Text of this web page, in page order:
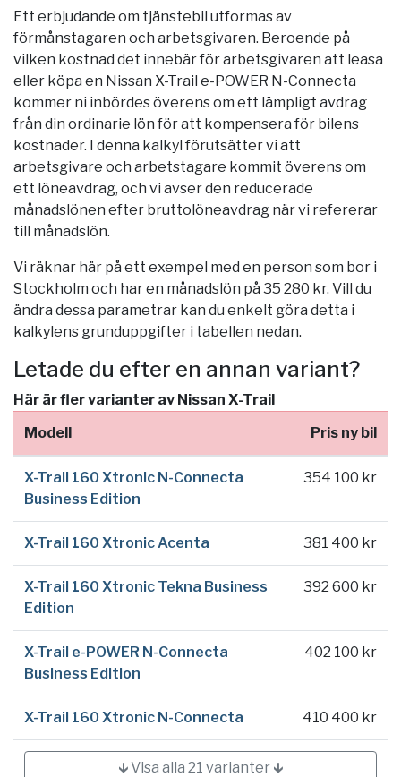
Ett erbjudande om tjänstebil utformas av
förmånstagaren och arbetsgivaren. Beroende på
vilken kostnad det innebär för arbetsgivaren att leasa
eller köpa en Nissan X-Trail e-POWER N-Connecta
kommer ni inbördes överens om ett lämpligt avdrag
från din ordinarie lön för att kompensera för bilens
kostnader. I denna kalkyl förutsätter vi att
arbetsgivare och arbetstagare kommit överens om
ett löneavdrag, och vi avser den reducerade
månadslönen efter bruttolöneavdrag när vi refererar
till månadslön.
Vi räknar här på ett exempel med en person som bor i
Stockholm och har en månadslön på 35 280 kr. Vill du
ändra dessa parametrar kan du enkelt göra detta i
kalkylens grunduppgifter i tabellen nedan.
Letade du efter en annan variant?
Här är fler varianter av Nissan X-Trail
Modell
Pris ny bil
X-Trail 160 Xtronic N-Connecta
Business Edition
354 100 kr
X-Trail 160 Xtronic Acenta 381 400 kr
X-Trail 160 Xtronic Tekna Business
Edition
392 600 kr
X-Trail e-POWER N-Connecta
Business Edition
402 100 kr
X-Trail 160 Xtronic N-Connecta 410 400 kr
🡳 Visa alla 21 varianter 🡳